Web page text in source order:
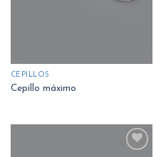
CEPILLOS
Cepillo máximo